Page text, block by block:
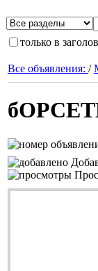
только в
Все объявления: /